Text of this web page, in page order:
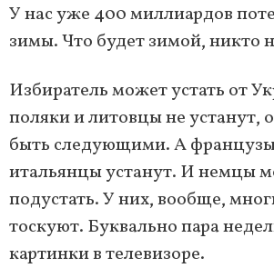
У нас уже 400 миллиардов
зимы. Что будет зимой, никто
Избиратель может устать от
поляки и литовцы не устанут,
быть следующими. А
итальянцы устанут. И немцы
подустать. У них, вообще,
тоскуют. Буквально пара
картинки в телевизоре.